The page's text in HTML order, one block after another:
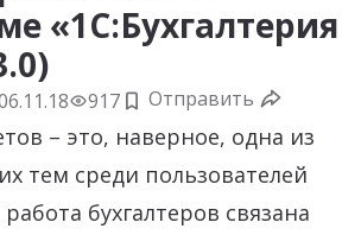
«1С:Бухгалтерия
917 Добавить в закладки
Отправить
– это, наверное, одна из
тем среди пользователей
бухгалтеров связана